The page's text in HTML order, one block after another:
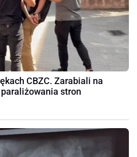
CBZC. Zarabiali na
stron